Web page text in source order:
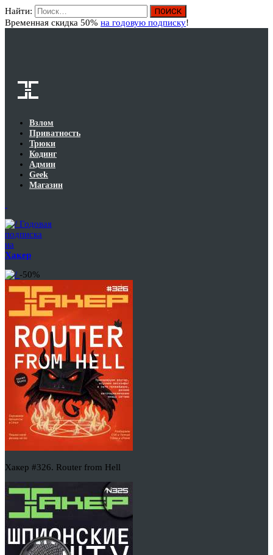
Найти:
Временная скидка 50% на годовую подписку!
Взлом
Приватность
Трюки
Кодинг
Админ
Geek
Магазин
Годовая
подписка
на
Хакер
-50%
Хакер #326. Router from Hell